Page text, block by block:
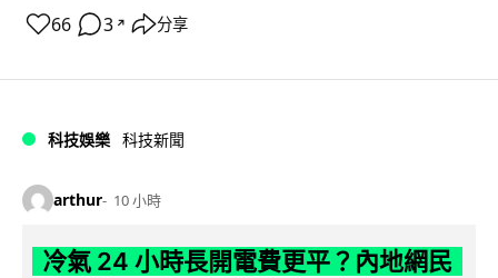
66 3 ↗ 分享
科技娛樂 科技新聞
arthur 10 小時
冷氣 24 小時長開電費更平？內地網民